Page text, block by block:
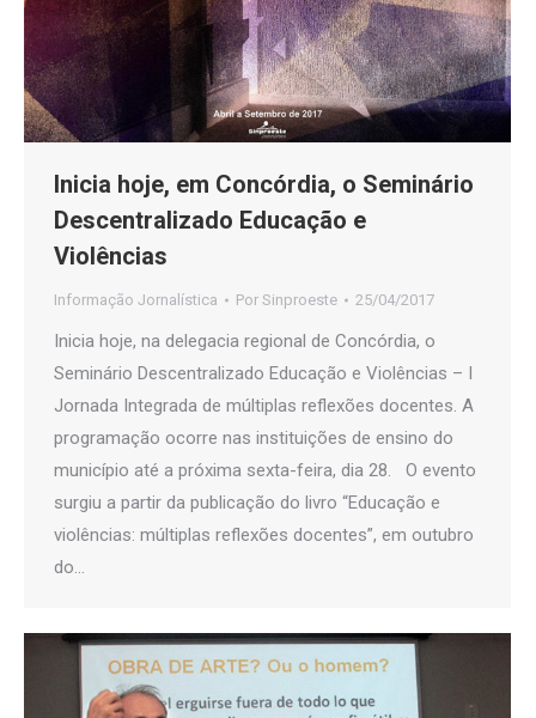
Inicia hoje, em Concórdia, o Seminário
Descentralizado Educação e
Violências
Informação Jornalística Por Sinproeste 25/04/2017
Inicia hoje, na delegacia regional de Concórdia, o
Seminário Descentralizado Educação e Violências – I
Jornada Integrada de múltiplas reflexões docentes. A
programação ocorre nas instituições de ensino do
município até a próxima sexta-feira, dia 28. O evento
surgiu a partir da publicação do livro “Educação e
violências: múltiplas reflexões docentes”, em outubro
do…